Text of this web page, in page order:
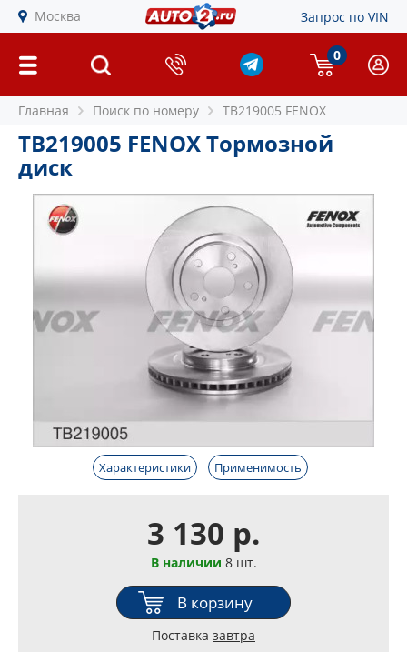
Москва Запрос по VIN
0
Главная Поиск по номеру TB219005 FENOX
TB219005 FENOX Тормозной
диск
Характеристики Применимость
3 130 р.
В наличии 8 шт.
В корзину
Поставка завтра